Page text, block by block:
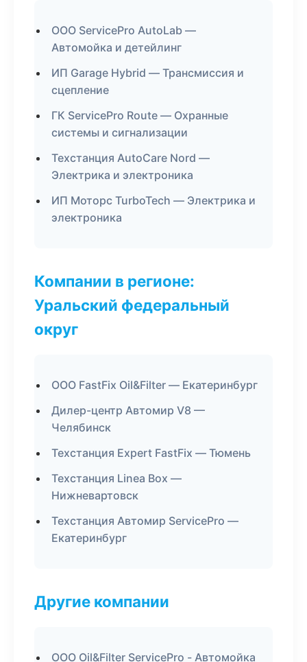
ООО ServicePro AutoLab —
Автомойка и детейлинг
ИП Garage Hybrid — Трансмиссия и
сцепление
ГК ServicePro Route — Охранные
системы и сигнализации
Техстанция AutoCare Nord —
Электрика и электроника
ИП Моторс TurboTech — Электрика и
электроника
Компании в регионе:
Уральский федеральный
округ
ООО FastFix Oil&Filter — Екатеринбург
Дилер-центр Автомир V8 —
Челябинск
Техстанция Expert FastFix — Тюмень
Техстанция Linea Box —
Нижневартовск
Техстанция Автомир ServicePro —
Екатеринбург
Другие компании
ООО Oil&Filter ServicePro - Автомойка